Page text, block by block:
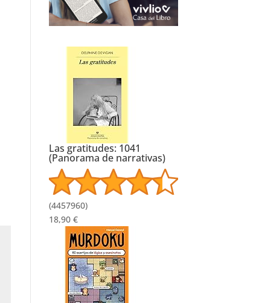
Las gratitudes: 1041
(Panorama de narrativas)
(4457960)
18,90 €